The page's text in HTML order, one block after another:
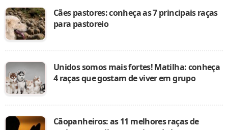
Cães pastores: conheça as 7 principais raças
para pastoreio
Unidos somos mais fortes! Matilha: conheça
4 raças que gostam de viver em grupo
Cãopanheiros: as 11 melhores raças de